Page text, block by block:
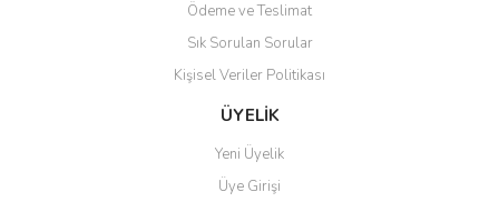
Ödeme ve Teslimat
Sık Sorulan Sorular
Kişisel Veriler Politikası
ÜYELİK
Yeni Üyelik
Üye Girişi